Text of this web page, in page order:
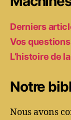
Derniers
Vos questions
L’histoire de
Notre
Nous avons